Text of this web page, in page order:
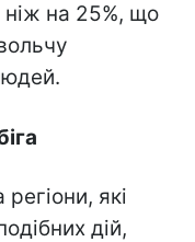
ніж на 25%, що
які
дій,